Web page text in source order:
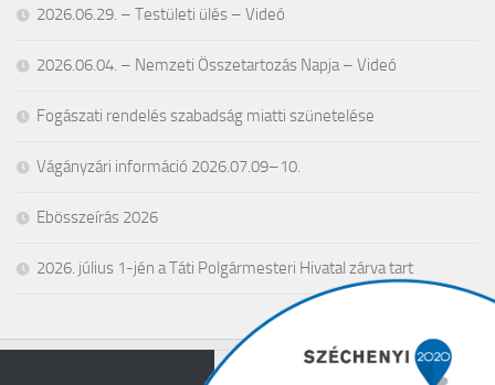
2026.06.29. – Testületi ülés – Videó
2026.06.04. – Nemzeti Összetartozás Napja – Videó
Fogászati rendelés szabadság miatti szünetelése
Vágányzári információ 2026.07.09–10.
Ebösszeírás 2026
2026. július 1-jén a Táti Polgármesteri Hivatal zárva tart